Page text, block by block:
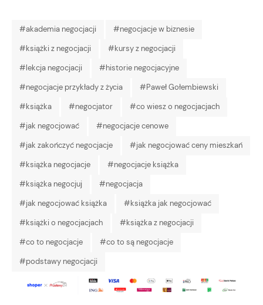
#akademia negocjacji
#negocjacje w biznesie
#książki z negocjacji
#kursy z negocjacji
#lekcja negocjacji
#historie negocjacyjne
#negocjacje przykłady z życia
#Paweł Gołembiewski
#książka
#negocjator
#co wiesz o negocjacjach
#jak negocjować
#negocjacje cenowe
#jak zakończyć negocjacje
#jak negocjować ceny mieszkań
#książka negocjacje
#negocjacje książka
#książka negocjuj
#negocjacja
#jak negocjować książka
#książka jak negocjować
#książki o negocjacjach
#książka z negocjacji
#co to negocjacje
#co to są negocjacje
#podstawy negocjacji